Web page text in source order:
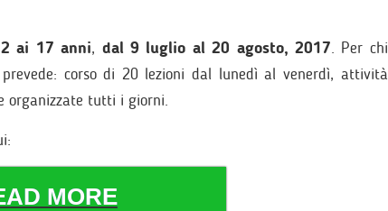
ai 17 anni, dal 9 luglio al 20 agosto, 2017. Per chi
corso di 20 lezioni dal lunedì al venerdì, attività
organizzate tutti i giorni.
MORE